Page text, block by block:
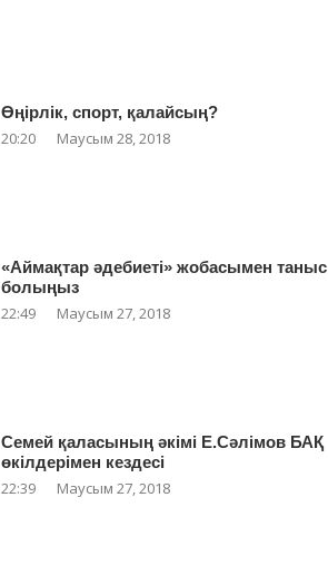
Өңірлік, спорт, қалайсың?
20:20 Маусым 28, 2018
«Аймақтар әдебиеті» жобасымен таныс
болыңыз
22:49 Маусым 27, 2018
Семей қаласының әкімі Е.Сәлімов БАҚ
өкілдерімен кездесі
22:39 Маусым 27, 2018